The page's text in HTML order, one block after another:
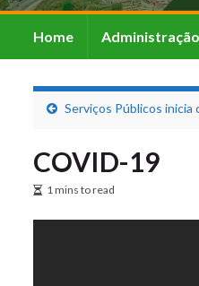
Home Administração
Serviços Públicos inicia
COVID-19
1 mins to read